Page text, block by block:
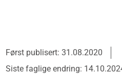
Først publisert: 31.08.2020
Siste faglige endring: